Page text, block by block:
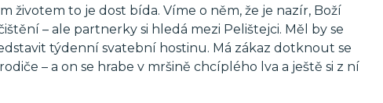
životem to je dost bída. Víme o něm, že je nazír, Boží
– ale partnerky si hledá mezi Pelištejci. Měl by se
týdenní svatební hostinu. Má zákaz dotknout se
– a on se hrabe v mršině chcíplého lva a ještě si z ní